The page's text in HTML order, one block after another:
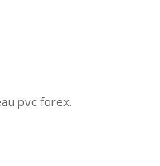
pvc forex.